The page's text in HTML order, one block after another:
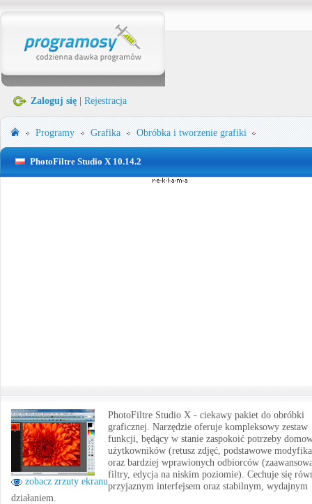
Zaloguj się Rejestracja
Programy Grafika Obróbka i tworzenie grafiki
PhotoFiltre Studio X 10.14.2
zobacz zrzuty ekranu
PhotoFiltre Studio X - ciekawy pakiet do obróbki
graficznej. Narzędzie oferuje kompleksowy zestaw
funkcji, będący w stanie zaspokoić potrzeby
użytkowników (retusz zdjęć, podstawowe
oraz bardziej wprawionych odbiorców
filtry, edycja na niskim poziomie). Cechuje się
przyjaznym interfejsem oraz stabilnym, wydajnym
działaniem.